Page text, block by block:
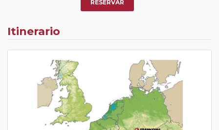
RESERVAR
Itinerario